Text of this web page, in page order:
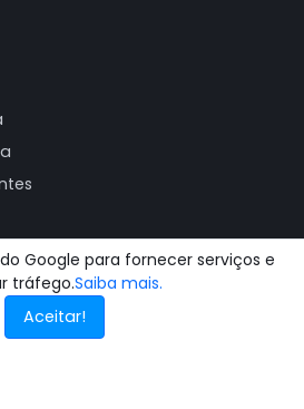
Google para fornecer serviços e
tráfego.Saiba mais.
Aceitar!